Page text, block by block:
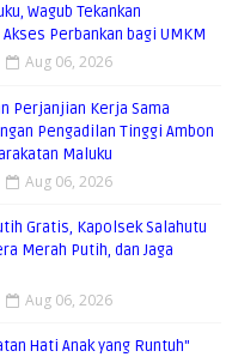
Wagub Tekankan
Perbankan bagi UMKM
Aug 06, 2026
Perjanjian Kerja Sama
Pengadilan Tinggi Ambon
Maluku
Aug 06, 2026
Gratis, Kapolsek Salahutu
Merah Putih, dan Jaga
Aug 06, 2026
Hati Anak yang Runtuh"